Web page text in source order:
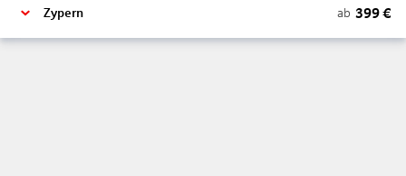
Zypern ab 399€